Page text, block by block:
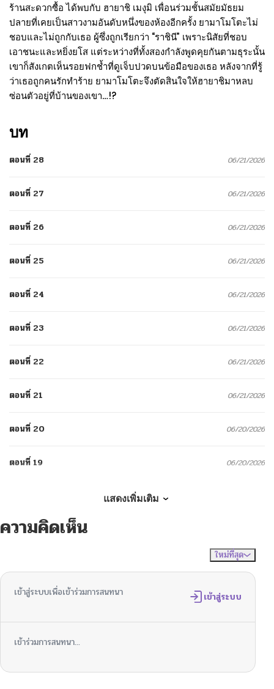
ร้านสะดวกซื้อ ได้พบกับ ฮายาชิ เมงุมิ เพื่อนร่วมชั้นสมัยมัธยม
ปลายที่เคยเป็นสาวงามอันดับหนึ่งของห้องอีกครั้ง ยามาโมโตะไม่
ชอบและไม่ถูกกับเธอ ผู้ซึ่งถูกเรียกว่า “ราชินี” เพราะนิสัยที่ชอบ
เอาชนะและหยิ่งยโส แต่ระหว่างที่ทั้งสองกำลังพูดคุยกันตามธุระนั้น
เขาก็สังเกตเห็นรอยฟกช้ำที่ดูเจ็บปวดบนข้อมือของเธอ หลังจากที่รู้
ว่าเธอถูกคนรักทำร้าย ยามาโมโตะจึงตัดสินใจให้ฮายาชิมาหลบ
ซ่อนตัวอยู่ที่บ้านของเขา…!?
บท
ตอนที่ 28 06/21/2026
ตอนที่ 27 06/21/2026
ตอนที่ 26 06/21/2026
ตอนที่ 25 06/21/2026
ตอนที่ 24 06/21/2026
ตอนที่ 23 06/21/2026
ตอนที่ 22 06/21/2026
ตอนที่ 21 06/21/2026
ตอนที่ 20 06/20/2026
ตอนที่ 19 06/20/2026
ตอนที่ 17
06/18/2026
ตอนที่ 15 06/18/2026
06/12/2026
แสดงเพิ่มเติม
ความคิดเห็น
ใหม่ที่สุด
เข้าสู่ระบบเพื่อเข้าร่วมการสนทนา เข้าสู่ระบบ
เข้าร่วมการสนทนา...